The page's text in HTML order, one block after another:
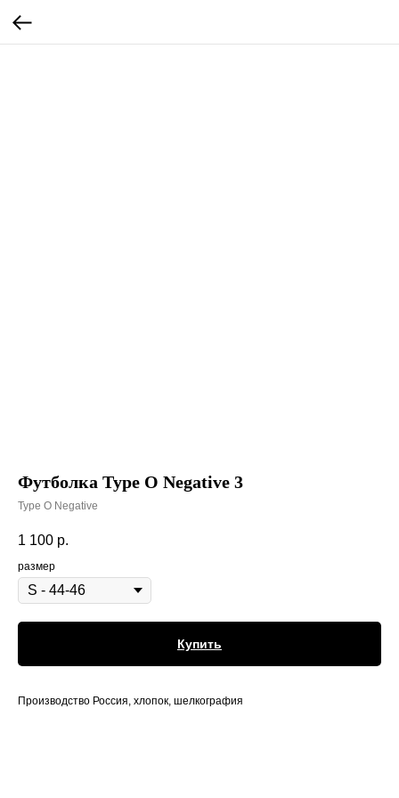
Футболка Type O Negative 3
Type O Negative
1 100 р.
размер
Купить
Производство Россия, хлопок, шелкография